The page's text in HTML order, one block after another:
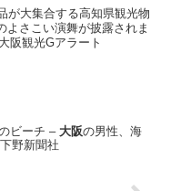
が大集合する高知県観光物
よさこい演舞が披露されま
阪観光Gアラート
ビーチ – 大阪の男性、海
野新聞社